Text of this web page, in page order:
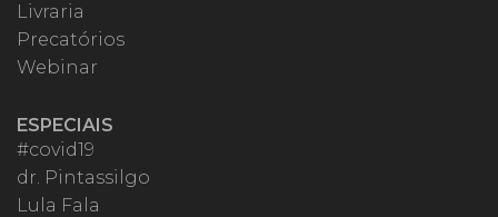
Livraria
Precatórios
Webinar
ESPECIAIS
#covid19
dr. Pintassilgo
Lula Fala